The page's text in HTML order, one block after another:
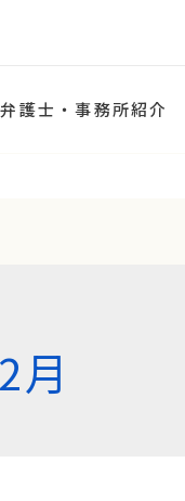
弁護士・事務所紹介
月